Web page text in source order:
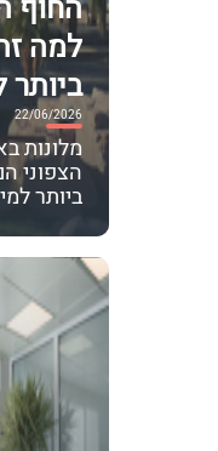
למה
22/06/2026
מלונות
הצפוני
ביותר